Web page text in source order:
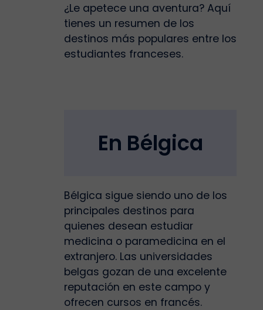
¿Le apetece una aventura? Aquí
tienes un resumen de los
destinos más populares entre los
estudiantes franceses.
En Bélgica
Bélgica sigue siendo uno de los
principales destinos para
quienes desean estudiar
medicina o paramedicina en el
extranjero. Las universidades
belgas gozan de una excelente
reputación en este campo y
ofrecen cursos en francés.